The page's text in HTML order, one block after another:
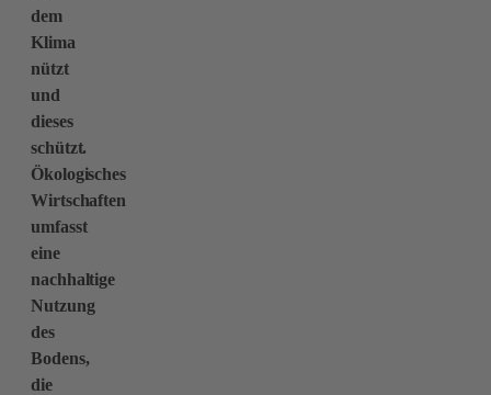
dem
Klima
nützt
und
dieses
schützt.
Ökologisches
Wirtschaften
umfasst
eine
nachhaltige
Nutzung
des
Bodens,
die